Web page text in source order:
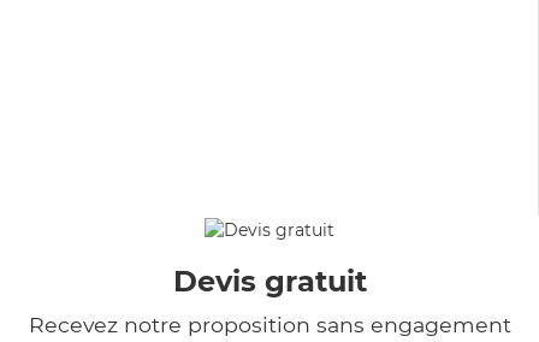
Devis gratuit
Recevez notre proposition sans engagement